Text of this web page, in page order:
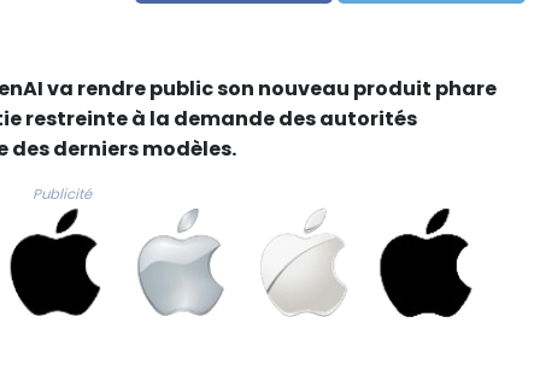
va rendre public son nouveau produit phare
restreinte à la demande des autorités
derniers modèles.
Publicité